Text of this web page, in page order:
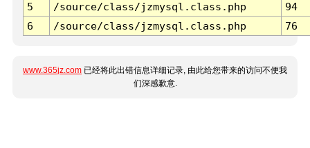
5
/source/class/jzmysql.class.php
94
6
/source/class/jzmysql.class.php 76
www.365jz.com 已经将此出错信息详细记录, 由此给您带来的访问不便我
们深感歉意.